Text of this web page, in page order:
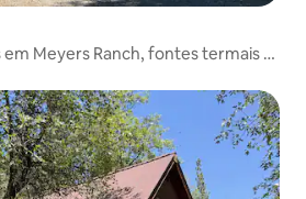
em Meyers Ranch, fontes termais e